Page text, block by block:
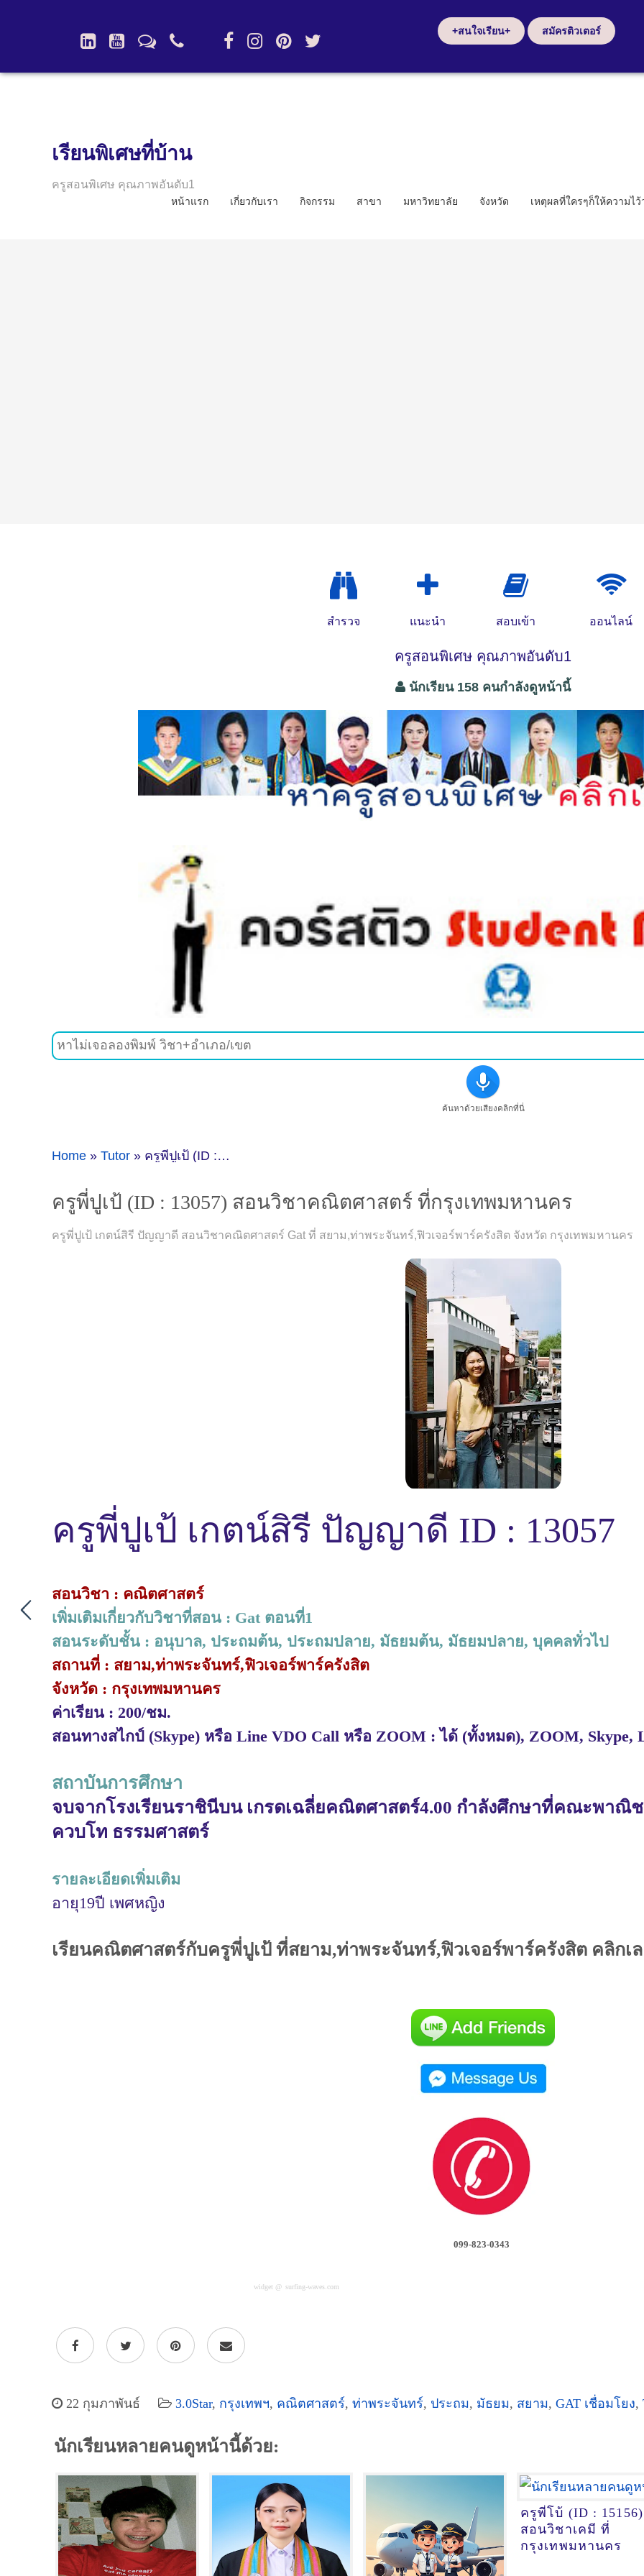
+สนใจเรียน+ สมัครติวเตอร์
เรียนพิเศษที่บ้าน
ครูสอนพิเศษ คุณภาพอันดับ1
หน้าแรก เกี่ยวกับเรา กิจกรรม สาขา มหาวิทยาลัย จังหวัด เหตุผลที่ใครๆก็ให้ความไว้
สำรวจ แนะนำ สอบเข้า ออนไลน์
ครูสอนพิเศษ คุณภาพอันดับ1
นักเรียน 158 คนกำลังดูหน้านี้
ค้นหาด้วยเสียงคลิกที่นี่
Home » Tutor » ครูพี่ปูเป้ (ID : 13057) สอนวิชาคณิตศาสตร์ ที่กรุงเทพมหานคร
ครูพี่ปูเป้ (ID : 13057) สอนวิชาคณิตศาสตร์ ที่กรุงเทพมหานคร
ครูพี่ปูเป้ เกตน์สิรี ปัญญาดี สอนวิชาคณิตศาสตร์ Gat ที่ สยาม,ท่าพระจันทร์,ฟิวเจอร์พาร์ครังสิต จังหวัด กรุงเทพมหานคร
ครูพี่ปูเป้ เกตน์สิรี ปัญญาดี ID : 13057
สอนวิชา : คณิตศาสตร์
เพิ่มเติมเกี่ยวกับวิชาที่สอน : Gat ตอนที่1
สอนระดับชั้น : อนุบาล, ประถมต้น, ประถมปลาย, มัธยมต้น, มัธยมปลาย, บุคคลทั่วไป
สถานที่ : สยาม,ท่าพระจันทร์,ฟิวเจอร์พาร์ครังสิต
จังหวัด : กรุงเทพมหานคร
ค่าเรียน : 200/ชม.
สอนทางสไกป์ (Skype) หรือ Line VDO Call หรือ ZOOM : ได้ (ทั้งหมด), ZOOM, Skype,
สถาบันการศึกษา
จบจากโรงเรียนราชินีบน เกรดเฉลี่ยคณิตศาสตร์4.00 กำลังศึกษาที่คณะพา
ควบโท ธรรมศาสตร์
รายละเอียดเพิ่มเติม
อายุ19ปี เพศหญิง
เรียนคณิตศาสตร์กับครูพี่ปูเป้ ที่สยาม,ท่าพระจันทร์,ฟิวเจอร์พาร์ครังสิต คลิกเ
099-823-0343
widget @ surfing-waves.com
22 กุมภาพันธ์ 3.0Star, กรุงเทพฯ, คณิตศาสตร์, ท่าพระจันทร์, ประถม, มัธยม, สยาม, GAT เชื่อมโยง,
นักเรียนหลายคนดูหน้านี้ด้วย:
ครูพี่โบ้ (ID : 15156)
สอนวิชาเคมี ที่
กรุงเทพมหานคร